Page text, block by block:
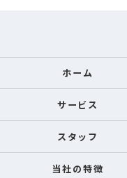
ホーム
サービス
スタッフ
当社の特徴